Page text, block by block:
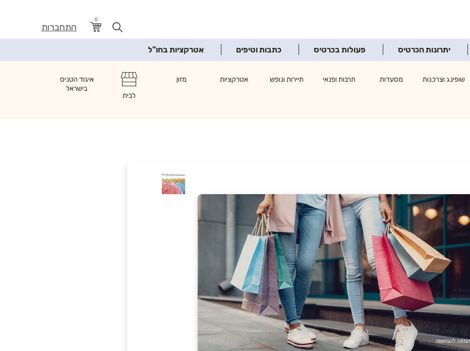
0
התחברות
יתרונות הכרטיס פעולות בכרטיס כתבות וטיפים אטרקציות בחו"ל
שופינג וצרכנות מסעדות תרבות ופנאי תיירות ונופש אטרקציות
מזון
לבית
איגוד הטניס
בישראל